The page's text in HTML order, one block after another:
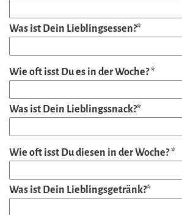
Was ist Dein Lieblingsessen?*
Wie oft isst Du es in der Woche? *
Was ist Dein Lieblingssnack?*
Wie oft isst Du diesen in der Woche? *
Was ist Dein Lieblingsgetränk?*